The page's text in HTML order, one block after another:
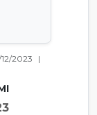
2023
|